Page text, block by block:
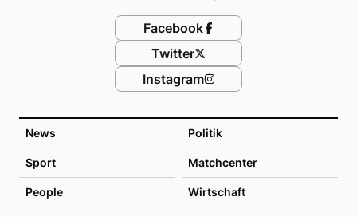
News Politik
Sport Matchcenter
People Wirtschaft
Facebook
Twitter
Instagram